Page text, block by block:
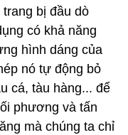
bị đầu dò
có khả năng
hình dáng của
nó tự động bỏ
cá, tàu hàng... để
phương và tấn
mà chúng ta chỉ